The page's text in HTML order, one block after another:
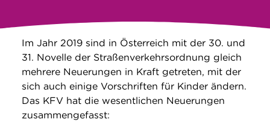
Suche
Im Jahr 2019 sind in Österreich mit der 30. und
31. Novelle der Straßenverkehrsordnung gleich
mehrere Neuerungen in Kraft getreten, mit der
sich auch einige Vorschriften für Kinder ändern.
Das KFV hat die wesentlichen Neuerungen
zusammengefasst: